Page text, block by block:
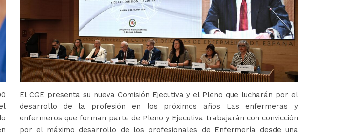
El CGE presenta su nueva Comisión Ejecutiva y el Pleno que lucharán por el
desarrollo de la profesión en los próximos años Las enfermeras y
enfermeros que forman parte de Pleno y Ejecutiva trabajarán con convicción
por el máximo desarrollo de los profesionales de Enfermería desde una